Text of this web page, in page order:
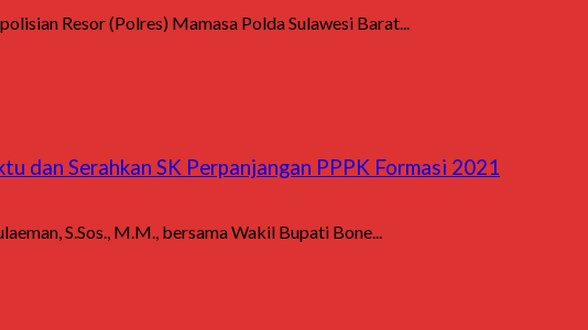
Resor (Polres) Mamasa Polda Sulawesi Barat...
dan Serahkan SK Perpanjangan PPPK Formasi 2021
S.Sos., M.M., bersama Wakil Bupati Bone...